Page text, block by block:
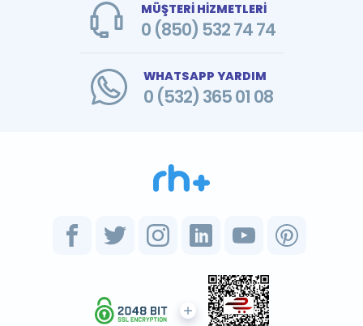
MÜŞTERİ HİZMETLERİ
0 (850) 532 74 74
WHATSAPP YARDIM
0 (532) 365 01 08